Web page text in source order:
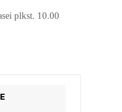
plkst. 10.00